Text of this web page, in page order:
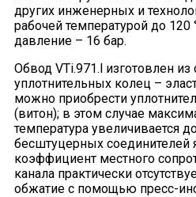
других инженерных и
рабочей температурой до
давление – 16 бар.
Обвод VTi.971.l изготовлен из
уплотнительных колец –
можно приобрести
(витон); в этом случае
температура увеличивается
бесштуцерных соединителей
коэффициент местного
канала практически
обжатие с помощью пресс-